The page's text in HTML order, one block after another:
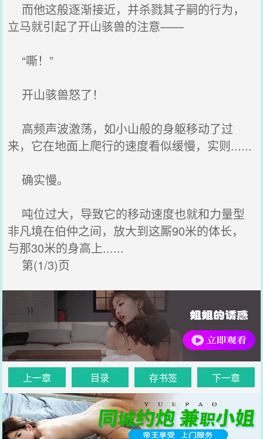
而他这般逐渐接近，并杀戮其子嗣的行为，
立马就引起了开山骇兽的注意——
“嘶！”
开山骇兽怒了！
高频声波激荡，如小山般的身躯移动了过
来，它在地面上爬行的速度看似缓慢，实则......
确实慢。
吨位过大，导致它的移动速度也就和力量型
非凡境在伯仲之间，放大到这厮90米的体长，
与那30米的身高上......
第(1/3)页
上一章 目录 存书签 下一章